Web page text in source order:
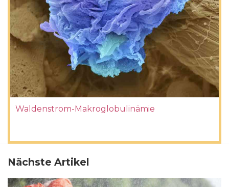
Waldenstrom-Makroglobulinämie
Nächste Artikel